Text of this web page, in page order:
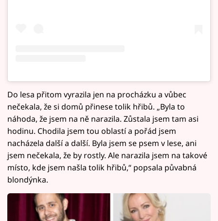
Do lesa přitom vyrazila jen na procházku a vůbec
nečekala, že si domů přinese tolik hřibů. „Byla to
náhoda, že jsem na ně narazila. Zůstala jsem tam asi
hodinu. Chodila jsem tou oblastí a pořád jsem
nacházela další a další. Byla jsem se psem v lese, ani
jsem nečekala, že by rostly. Ale narazila jsem na takové
místo, kde jsem našla tolik hřibů,“ popsala půvabná
blondýnka.